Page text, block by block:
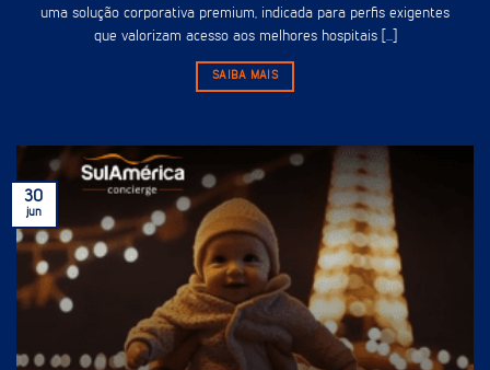
uma solução corporativa premium, indicada para perfis exigentes
que valorizam acesso aos melhores hospitais [...]
SAIBA MAIS
30
jun